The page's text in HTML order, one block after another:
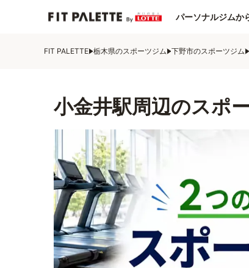
パーソナルジムか
FIT PALETTE 栃木県のスポーツジム 下野市のスポーツジム
小金井駅周辺のスポ